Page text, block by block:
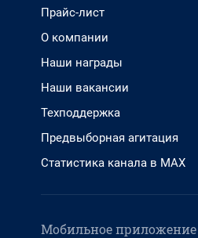
Прайс-лист
О компании
Наши награды
Наши вакансии
Техподдержка
Предвыборная агитация
Статистика канала в MAX
Мобильное приложение